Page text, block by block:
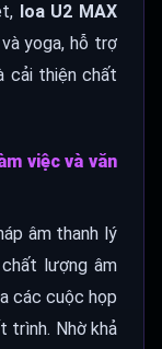
loa U2 MAX
yoga, hỗ trợ
cải thiện chất
việc và văn
âm thanh lý
lượng âm
các cuộc họp
trình. Nhờ khả